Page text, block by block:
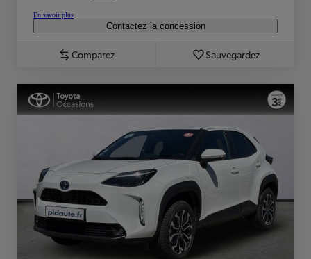
En savoir plus
Contactez la concession
Comparez Sauvegardez